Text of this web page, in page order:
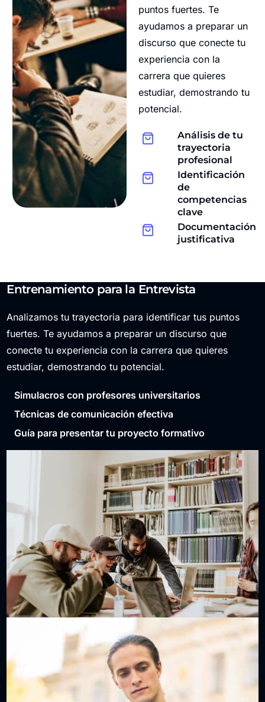
puntos fuertes. Te
ayudamos a preparar un
discurso que conecte tu
experiencia con la
carrera que quieres
estudiar, demostrando tu
potencial.
Análisis de tu
trayectoria
profesional
Identificación
de
competencias
clave
Documentación
justificativa
Entrenamiento para la Entrevista
Analizamos tu trayectoria para identificar tus puntos
fuertes. Te ayudamos a preparar un discurso que
conecte tu experiencia con la carrera que quieres
estudiar, demostrando tu potencial.
Simulacros con profesores universitarios
Técnicas de comunicación efectiva
Guía para presentar tu proyecto formativo